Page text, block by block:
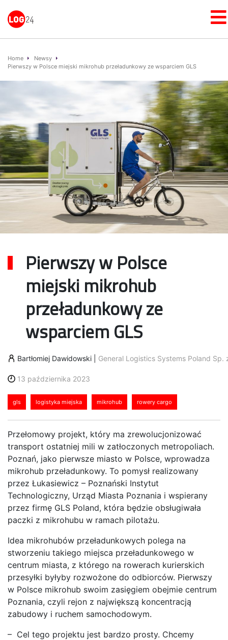
Home
Newsy
Pierwszy w Polsce miejski mikrohub przeładunkowy ze wsparciem GLS
Pierwszy w Polsce
miejski mikrohub
przeładunkowy ze
wsparciem GLS
Bartłomiej Dawidowski General Logistics Systems Poland Sp.
13 października 2023
gls logistyka miejska mikrohub rowery cargo
Przełomowy projekt, który ma zrewolucjonizować
transport ostatniej mili w zatłoczonych metropoliach.
Poznań, jako pierwsze miasto w Polsce, wprowadza
mikrohub przeładunkowy. To pomysł realizowany
przez Łukasiewicz – Poznański Instytut
Technologiczny, Urząd Miasta Poznania i wspierany
przez firmę GLS Poland, która będzie obsługiwała
paczki z mikrohubu w ramach pilotażu.
Idea mikrohubów przeładunkowych polega na
stworzeniu takiego miejsca przeładunkowego w
centrum miasta, z którego na rowerach kurierskich
przesyłki byłyby rozwożone do odbiorców. Pierwszy
w Polsce mikrohub swoim zasięgiem obejmie centrum
Poznania, czyli rejon z największą koncentracją
zabudowy i ruchem samochodowym.
– Cel tego projektu jest bardzo prosty. Chcemy